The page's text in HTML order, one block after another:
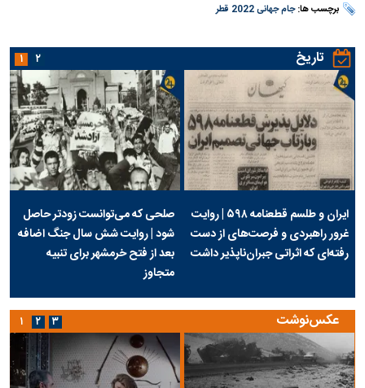
برچسب ها:جام جهانی 2022 قطر
تاریخ
ایران و طلسم قطعنامه ۵۹۸ | روایت
غرور راهبردی و فرصت‌های از دست
رفته‌ای که اثراتی جبران‌ناپذیر داشت
صلحی که می‌توانست زودتر حاصل
شود | روایت شش سال جنگ اضافه
بعد از فتح خرمشهر برای تنبیه
متجاوز
۱ ۲
عکس‌نوشت ۱ ۲ ۳